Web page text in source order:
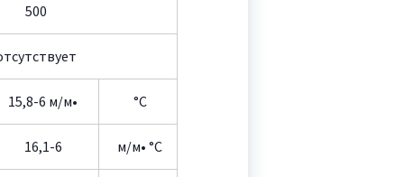
500
15,8-6 м/м• °C
16,1-6 м/м• °C